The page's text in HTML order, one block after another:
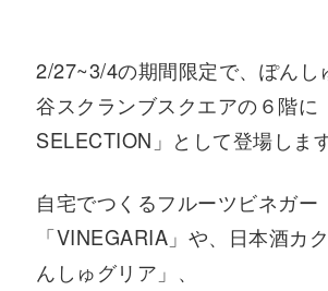
2/27~3/4の期間限定で、ぽんし
谷スクランブスクエアの６階に
SELECTION」として登場しま
自宅でつくるフルーツビネガー
「VINEGARIA」や、日本酒カ
んしゅグリア」、